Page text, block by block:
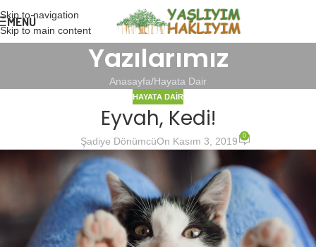
Skip to navigation
Skip to main content
MENÜ
Yazılarımız
Anasayfa Hayata Dair
HAYATA DAIR
Eyvah, Kedi!
Şadiye DönümcüOn Kasım 3, 2019 0